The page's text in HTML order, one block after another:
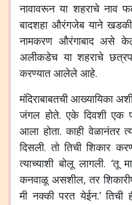
नावावरून या शहराचे नाव
बादशहा औरंगजेब याने खडकी
नामकरण औरंगाबाद असे
अलीकडेच या शहराचे
करण्यात आलेले आहे.
मंदिराबाबतची आख्यायिका
जंगल होते.एके दिवशी एक
आला होता.काही वेळानंतर
दिसली.तो तिची शिकार
त्याच्याशी बोलू लागली. ‘तू
कनवाळू असशील,तर
मी नक्की परत येईन.’तिची